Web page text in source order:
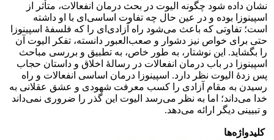
نشان داده شود چگونه الیوت در بحث درمان انفعالات، متأثر از
اسپینوزا بوده و در عین حال چه تفاوت اساسی‌ای با او داشته
است؛ تفاوتی که باعث می‌شود راه آزادی‌ای را که فلسفۀ اسپینوزا
حتی برای خواص نیز دشوار و صعب‌العبور دانسته، تفکر الیوت آن
را بگشاید. این نوشتار، به طور خاص، به تطبیق و بررسی مباحث
اسپینوزا در باب درمان انفعالات در رسالۀ اخلاق و داستان حجاب
پس ‌زدۀ الیوت نظر دارد. اسپینوزا درمان اساسی انفعالات و راه
رسیدن به مقام آزادی را کسب معرفت شهودی و عشق عقلانی به
خدا می‌‌داند؛ اما به نظر می‌‌رسد الیوت این گذر را ضروری نمی‌‌داند
و تبیینی دیگر ارائه می‌دهد.
کلیدواژه‌ها